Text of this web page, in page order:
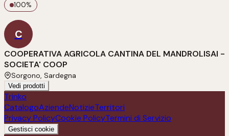
100%
C
COOPERATIVA AGRICOLA CANTINA DEL MANDROLISAI -
SOCIETA' COOP
Sorgono, Sardegna
Vedi prodotti
Trinko
CatalogoAziendeNotizieTerritori
Privacy PolicyCookie PolicyTermini di Servizio
Gestisci cookie